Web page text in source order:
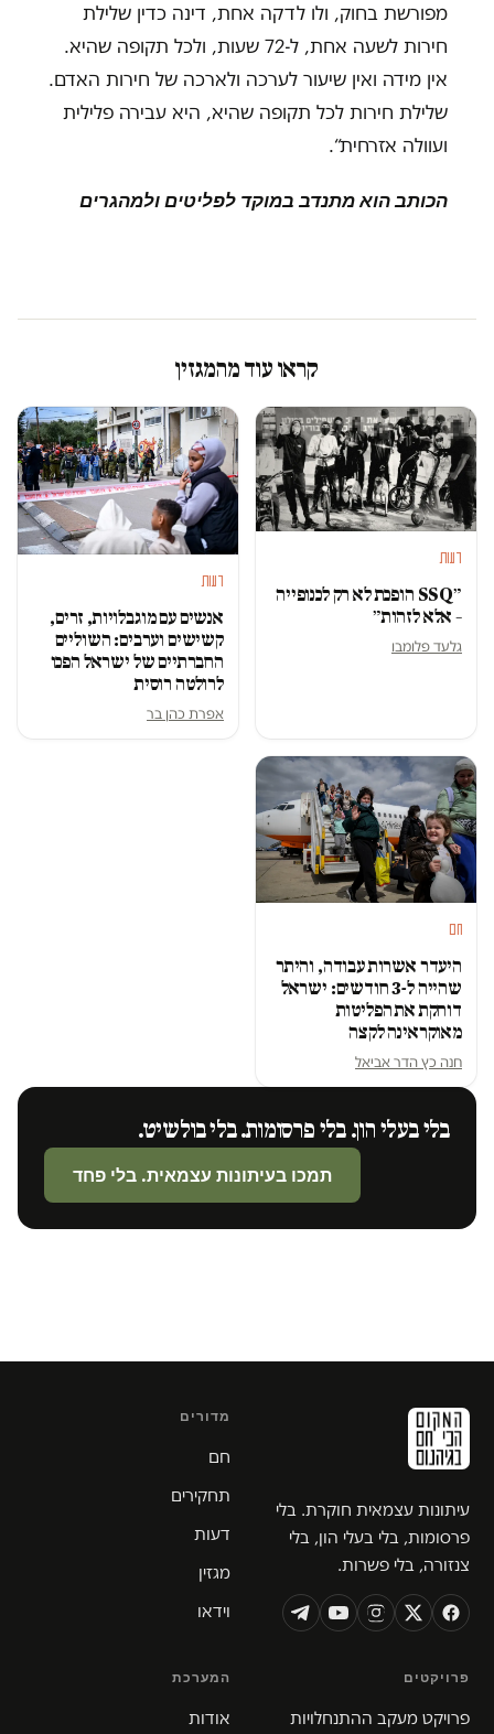
מפורשת בחוק, ולו לדקה אחת, דינה כדין שלילת
חירות לשעה אחת, ל-72 שעות, ולכל תקופה שהיא.
אין מידה ואין שיעור לערכה ולארכה של חירות האדם.
שלילת חירות לכל תקופה שהיא, היא עבירה פלילית
ועוולה אזרחית“.
הכותב הוא מתנדב במוקד לפליטים ולמהגרים
קראו עוד מהמגזין
דעות
״SSQ הופכת לא רק לכנופייה
– אלא לזהות״
גלעד פלומבו
דעות
אנשים עם מוגבלויות, זרים,
קשישים וערבים: השוליים
החברתיים של ישראל הפכו
לרולטה רוסית
אפרת כהן בר
חם
היעדר אשרות עבודה, והיתר
שהייה ל-3 חודשים: ישראל
דוחקת את הפליטות
מאוקראינה לקצה
חנה כץ הדר אביאל
בלי בעלי הון. בלי פרסומות. בלי בולשיט.
תמכו בעיתונות עצמאית. בלי פחד
עיתונות עצמאית חוקרת. בלי
פרסומות, בלי בעלי הון, בלי
צנזורה, בלי פשרות.
מדורים
חם
תחקירים
דעות
מגזין
וידאו
פרויקטים
פרויקט מעקב ההתנחלויות
המערכת
אודות